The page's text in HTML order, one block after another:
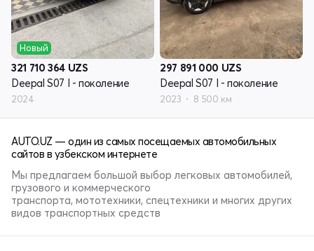
Новый
321 710 364 UZS
Deepal S07 I - поколение
2024
297 891 000 UZS
Deepal S07 I - поколение
2023 8 500 км
AUTO.UZ — один из самых посещаемых автомобильных
сайтов в узбекском интернете
Мы предлагаем большой выбор легковых автомобилей,
грузового и коммерческого
транспорта, мототехники, спецтехники и многих других
видов транспортных средств